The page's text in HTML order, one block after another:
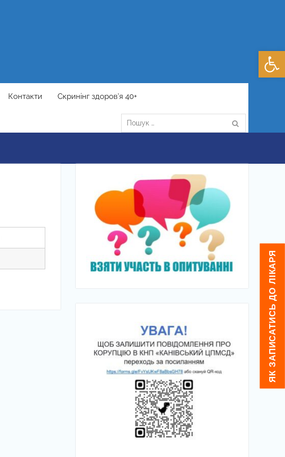
Контакти Скринінг здоров’я 40+
Пошук:
ЯК ЗАПИСАТИСЬ ДО ЛІКАРЯ